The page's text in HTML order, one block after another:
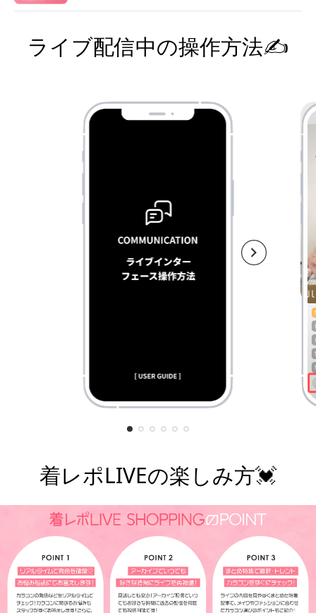
ライブ配信中の操作方法✍️
¥7,800
着レポLIVEの楽しみ方💓